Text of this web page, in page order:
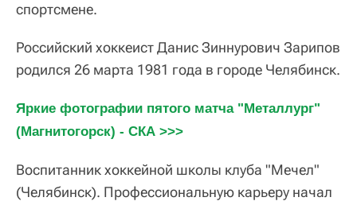
спортсмене.
Российский хоккеист Данис Зиннурович Зарипов
родился 26 марта 1981 года в городе Челябинск.
Яркие фотографии пятого матча "Металлург"
(Магнитогорск) - СКА >>>
Воспитанник хоккейной школы клуба "Мечел"
(Челябинск). Профессиональную карьеру начал